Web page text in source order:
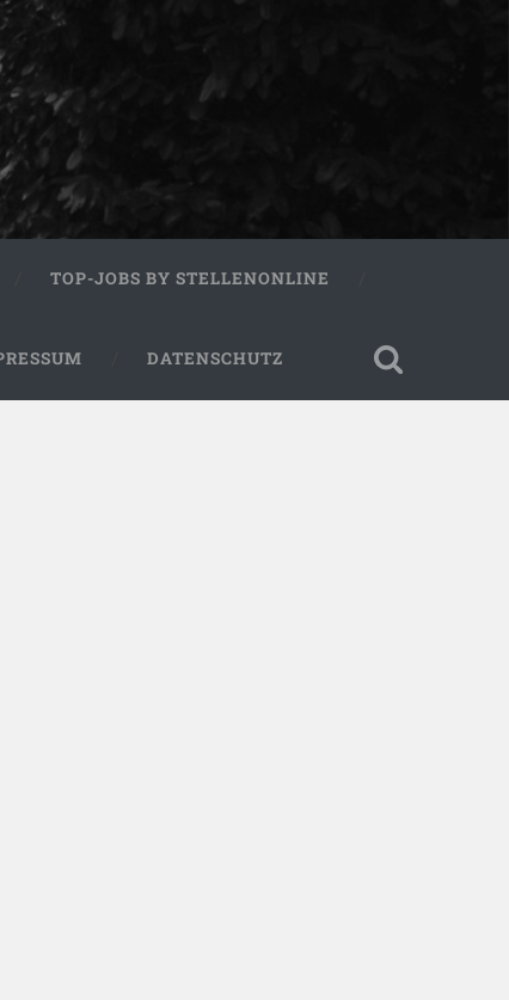
TOP-JOBS BY STELLENONLINE
DATENSCHUTZ